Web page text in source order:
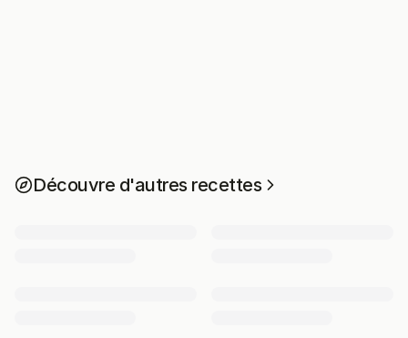
Découvre d'autres recettes